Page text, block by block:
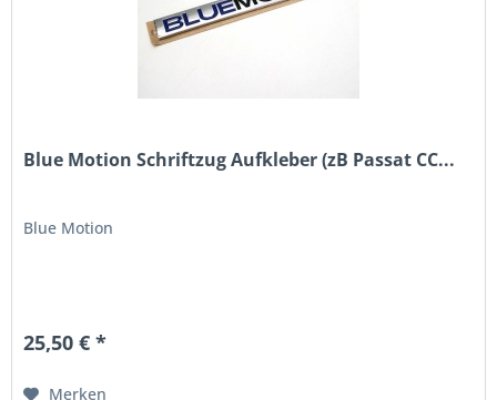
Blue Motion Schriftzug Aufkleber (zB Passat CC...
Blue Motion
25,50 € *
Merken